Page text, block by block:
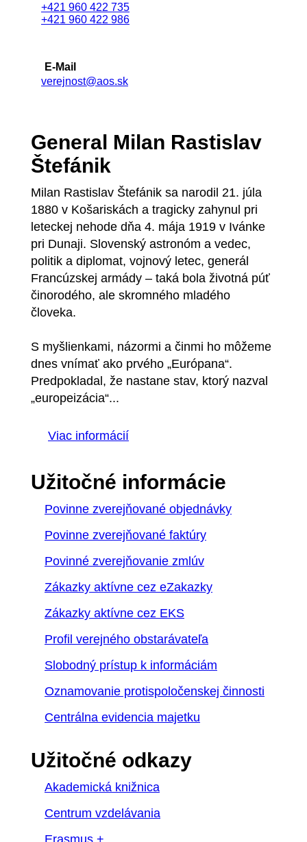
+421 960 422 735
+421 960 422 986
E-Mail
verejnost@aos.sk
General Milan Rastislav
Štefánik
Milan Rastislav Štefánik sa narodil 21. júla
1880 v Košariskách a tragicky zahynul pri
leteckej nehode dňa 4. mája 1919 v Ivánke
pri Dunaji. Slovenský astronóm a vedec,
politik a diplomat, vojnový letec, generál
Francúzskej armády – taká bola životná púť
činorodého, ale skromného mladého
človeka.
S myšlienkami, názormi a činmi ho môžeme
dnes vnímať ako prvého „Európana“.
Predpokladal, že nastane stav, ktorý nazval
„europeizácia“...
Viac informácií
Užitočné informácie
Povinne zverejňované objednávky
Povinne zverejňované faktúry
Povinné zverejňovanie zmlúv
Zákazky aktívne cez eZakazky
Zákazky aktívne cez EKS
Profil verejného obstarávateľa
Slobodný prístup k informáciám
Oznamovanie protispoločenskej činnosti
Centrálna evidencia majetku
Užitočné odkazy
Akademická knižnica
Centrum vzdelávania